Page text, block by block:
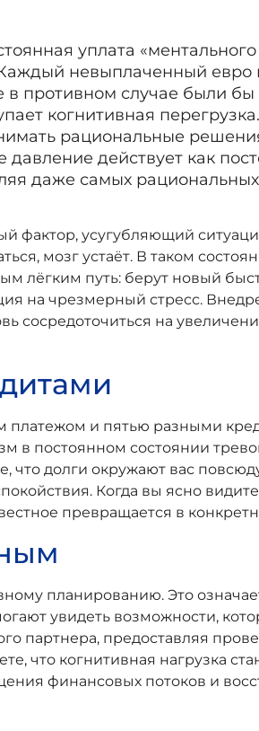
уплата
невыплаченный евро
противном случае были
когнитивная
рациональные
давление действует как
даже самых
фактор, усугубляющий
мозг устаёт. В таком
лёгким путь: берут новый
на чрезмерный стресс.
сосредоточиться на
платежом и пятью разными
постоянном состоянии
что долги окружают вас
Когда вы ясно
превращается в
планированию. Это
увидеть возможности,
партнера, предоставляя
что когнитивная нагрузка
финансовых потоков и